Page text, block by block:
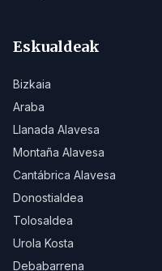
Eskualdeak
Bizkaia
Araba
Llanada Alavesa
Montaña Alavesa
Cantábrica Alavesa
Donostialdea
Tolosaldea
Urola Kosta
Debabarrena